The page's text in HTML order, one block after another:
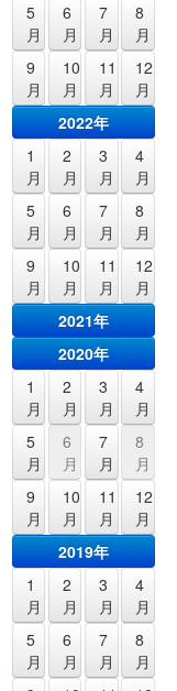
5
月
6
月
7
月
8
月
9
月
10
月
11
月
12
月
2022年
1
月
2
月
3
月
4
月
5
月
6
月
7
月
8
月
9
月
10
月
11
月
12
月
2021年
2020年
1
月
2
月
3
月
4
月
5
月
6
月
7
月
8
月
9
月
10
月
11
月
12
月
2019年
1
月
2
月
3
月
4
月
5
月
6
月
7
月
8
月